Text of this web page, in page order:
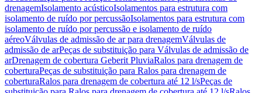
drenagemIsolamento acústicoIsolamentos para estrutura com
isolamento de ruído por percussãoIsolamentos para estrutura com
isolamento de ruído por percussão e isolamento de ruído
aéreoVálvulas de admissão de ar para drenagemVálvulas de
admissão de arPeças de substituição para Válvulas de admissão de
arDrenagem de cobertura Geberit PluviaRalos para drenagem de
coberturaPeças de substituição para Ralos para drenagem de
coberturaRalos para drenagem de cobertura até 12 l/sPeças de